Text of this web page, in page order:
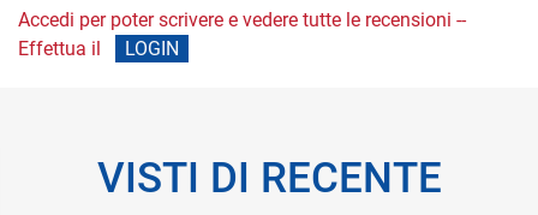
Accedi per poter scrivere e vedere tutte le recensioni --
Effettua il
LOGIN
VISTI DI RECENTE